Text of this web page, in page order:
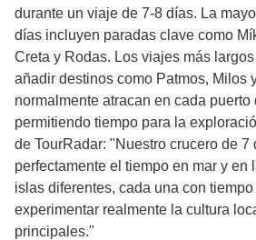
durante un viaje de 7-8 días. La
días incluyen paradas clave como
Creta y Rodas. Los viajes más
añadir destinos como Patmos, Milos
normalmente atracan en cada puerto
permitiendo tiempo para la
de TourRadar: "Nuestro crucero de 7
perfectamente el tiempo en mar y en
islas diferentes, cada una con
experimentar realmente la cultura
principales."